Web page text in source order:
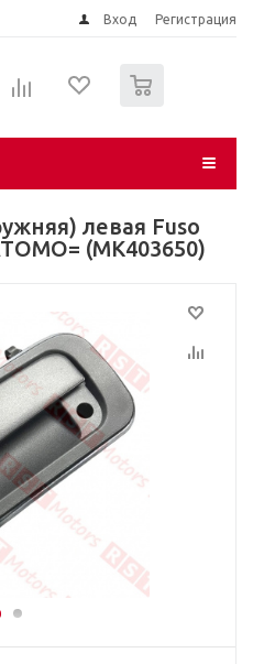
Вход Регистрация
левая Fuso
(MK403650)